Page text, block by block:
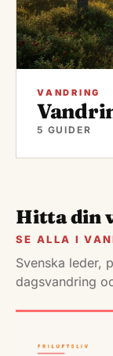
VANDRING
5 GUIDER
Hitta din
SE ALLA I
Svenska leder,
dagsvandring